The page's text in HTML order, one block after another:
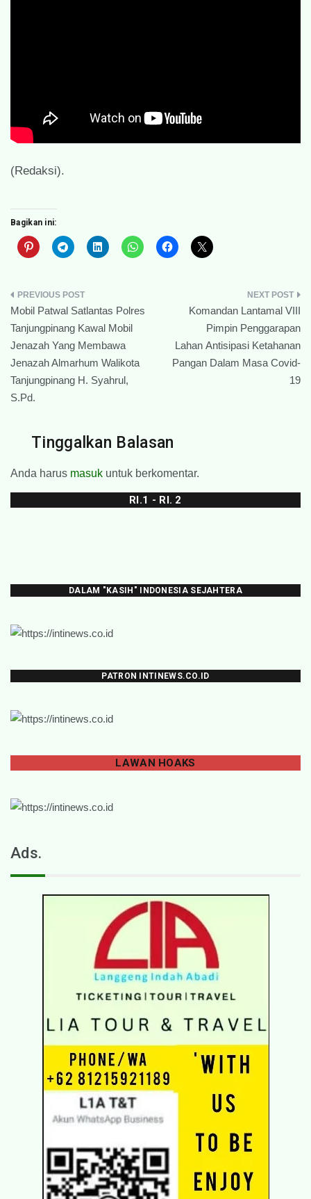
(Redaksi).
Bagikan ini:
Navigasi
pos
Mobil Patwal Satlantas Polres
Tanjungpinang Kawal Mobil
Jenazah Yang Membawa
Jenazah Almarhum Walikota
Tanjungpinang H. Syahrul,
S.Pd.
Komandan Lantamal VIII
Pimpin Penggarapan
Lahan Antisipasi Ketahanan
Pangan Dalam Masa Covid-
19
Tinggalkan Balasan
Anda harus masuk untuk berkomentar.
RI.1 - RI. 2
DALAM "KASIH" INDONESIA SEJAHTERA
PATRON INTINEWS.CO.ID
LAWAN HOAKS
Ads.